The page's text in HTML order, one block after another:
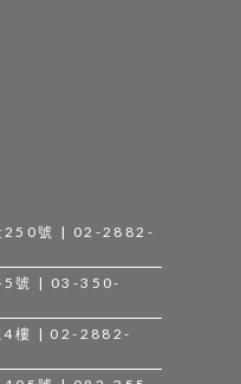
250號 | 02-2882-
5號 | 03-350-
4樓 | 02-2882-